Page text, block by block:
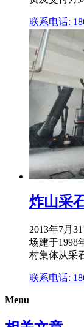
联系电话:
炸山采
2013年7月
场建于1998
村集体从采
联系电话:
Menu